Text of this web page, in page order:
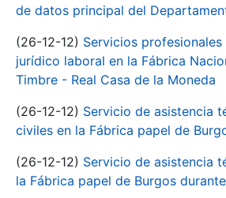
de datos principal del
(26-12-12) Servicios
jurídico laboral en la Fábrica
Timbre - Real Casa de la Moneda
(26-12-12) Servicio de asistencia
civiles en la Fábrica papel de
(26-12-12) Servicio de asistencia
la Fábrica papel de Burgos